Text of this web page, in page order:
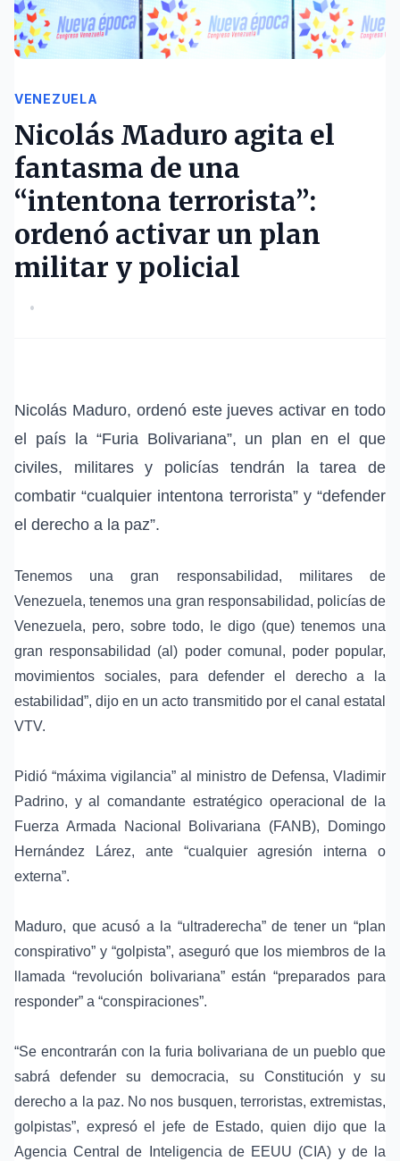
VENEZUELA
Nicolás Maduro agita el
fantasma de una
“intentona terrorista”:
ordenó activar un plan
militar y policial
•
Nicolás Maduro, ordenó este jueves activar en todo
el país la “Furia Bolivariana”, un plan en el que
civiles, militares y policías tendrán la tarea de
combatir “cualquier intentona terrorista” y “defender
el derecho a la paz”.
Tenemos una gran responsabilidad, militares de
Venezuela, tenemos una gran responsabilidad, policías de
Venezuela, pero, sobre todo, le digo (que) tenemos una
gran responsabilidad (al) poder comunal, poder popular,
movimientos sociales, para defender el derecho a la
estabilidad”, dijo en un acto transmitido por el canal estatal
VTV.
Pidió “máxima vigilancia” al ministro de Defensa, Vladimir
Padrino, y al comandante estratégico operacional de la
Fuerza Armada Nacional Bolivariana (FANB), Domingo
Hernández Lárez, ante “cualquier agresión interna o
externa”.
Maduro, que acusó a la “ultraderecha” de tener un “plan
conspirativo” y “golpista”, aseguró que los miembros de la
llamada “revolución bolivariana” están “preparados para
responder” a “conspiraciones”.
“Se encontrarán con la furia bolivariana de un pueblo que
sabrá defender su democracia, su Constitución y su
derecho a la paz. No nos busquen, terroristas, extremistas,
golpistas”, expresó el jefe de Estado, quien dijo que la
Agencia Central de Inteligencia de EEUU (CIA) y de la